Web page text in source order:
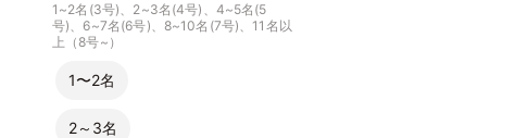
1~2名(3号)、2~3名(4号)、4~5名(5
号)、6~7名(6号)、8~10名(7号)、11名以
上（8号~）
1〜2名
2～3名